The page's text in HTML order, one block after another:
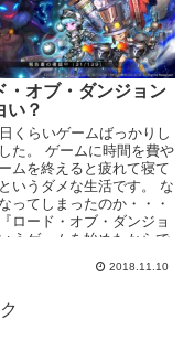
・オブ・ダンジョン
い？
くらいゲームばっかりし
た。 ゲームに時間を費や
ムを終えると疲れて寝て
いうダメな生活です。 な
ってしまったのか・・・
ロード・オブ・ダンジョ
うゲームを始めたからで
2018.11.10